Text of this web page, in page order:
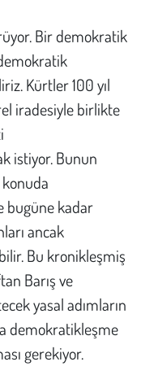
Bir demokratik
Kürtler 100 yıl
iradesiyle birlikte
istiyor. Bunun
bugüne kadar
ancak
Bu kronikleşmiş
Barış ve
yasal adımların
demokratikleşme
gerekiyor.